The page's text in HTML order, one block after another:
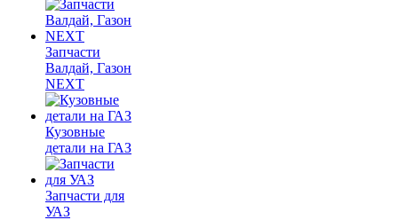
Запчасти
Валдай, Газон
NEXT
Кузовные
детали на ГАЗ
Запчасти для
УАЗ